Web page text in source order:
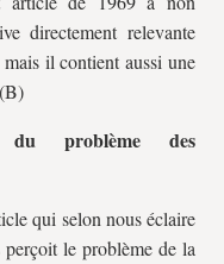
directement relevante
il contient aussi une
du problème des
qui selon nous éclaire
le problème de la